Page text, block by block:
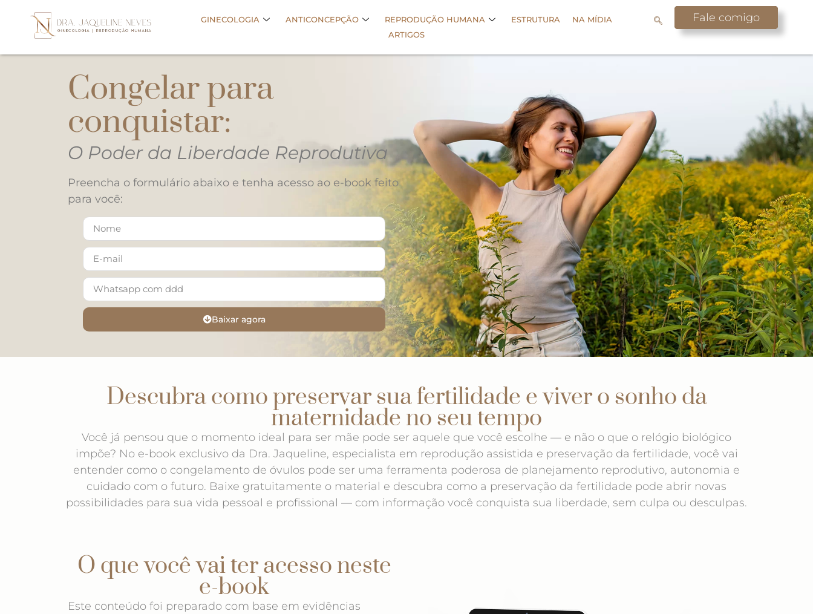
GINECOLOGIA ANTICONCEPÇÃO REPRODUÇÃO HUMANA ESTRUTURA
NA MÍDIA
ARTIGOS
Fale comigo
Congelar para
conquistar:
O Poder da Liberdade Reprodutiva
Preencha o formulário abaixo e tenha acesso ao e-book feito
para você:
Baixar agora
Descubra como preservar sua fertilidade e viver o sonho da
maternidade no seu tempo
Você já pensou que o momento ideal para ser mãe pode ser aquele que você escolhe — e não o que o relógio biológico
impõe? No e-book exclusivo da Dra. Jaqueline, especialista em reprodução assistida e preservação da fertilidade, você vai
entender como o congelamento de óvulos pode ser uma ferramenta poderosa de planejamento reprodutivo, autonomia e
cuidado com o futuro. Baixe gratuitamente o material e descubra como a preservação da fertilidade pode abrir novas
possibilidades para sua vida pessoal e profissional — com informação você conquista sua liberdade, sem culpa ou desculpas.
O que você vai ter acesso neste
e-book
Este conteúdo foi preparado com base em evidências